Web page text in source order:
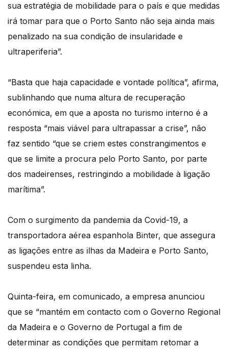
sua estratégia de mobilidade para o país e que medidas
irá tomar para que o Porto Santo não seja ainda mais
penalizado na sua condição de insularidade e
ultraperiferia”.
“Basta que haja capacidade e vontade política”, afirma,
sublinhando que numa altura de recuperação
económica, em que a aposta no turismo interno é a
resposta “mais viável para ultrapassar a crise”, não
faz sentido “que se criem estes constrangimentos e
que se limite a procura pelo Porto Santo, por parte
dos madeirenses, restringindo a mobilidade à ligação
marítima”.
Com o surgimento da pandemia da Covid-19, a
transportadora aérea espanhola Binter, que assegura
as ligações entre as ilhas da Madeira e Porto Santo,
suspendeu esta linha.
Quinta-feira, em comunicado, a empresa anunciou
que se “mantém em contacto com o Governo Regional
da Madeira e o Governo de Portugal a fim de
determinar as condições que permitam retomar a